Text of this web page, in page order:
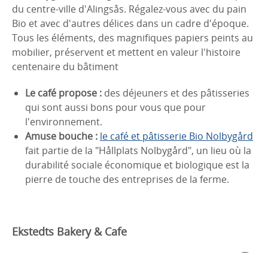
du centre-ville d'Alingsås. Régalez-vous avec du pain
Bio et avec d'autres délices dans un cadre d'époque.
Tous les éléments, des magnifiques papiers peints au
mobilier, préservent et mettent en valeur l'histoire
centenaire du bâtiment
Le café propose : des déjeuners et des pâtisseries
qui sont aussi bons pour vous que pour
l'environnement.
Amuse bouche : le café et pâtisserie Bio Nolbygård
fait partie de la "Hållplats Nolbygård", un lieu où la
durabilité sociale économique et biologique est la
pierre de touche des entreprises de la ferme.
Ekstedts Bakery & Cafe